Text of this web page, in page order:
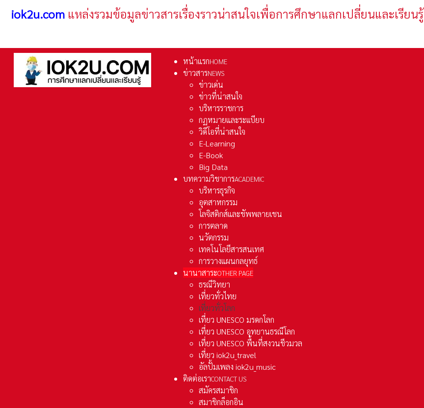
iok2u.com แหล่งรวมข้อมูลข่าวสารเรื่องราวน่าสนใจเพื่อการศึกษาแลกเปลี่ยนและเรียนรู้
หน้าแรกHOME
ข่าวสารNEWS
ข่าวเด่น
ข่าวที่น่าสนใจ
บริหารราชการ
กฏหมายและระเเบียบ
วิดีโอที่น่าสนใจ
E-Learning
E-Book
Big Data
บทความวิชาการACADEMIC
บริหารธุรกิจ
อุตสาหกรรม
โลจิสติกส์และชัพพลายเชน
การตลาด
นวัตกรรม
เทคโนโลยีสารสนเทศ
การวางแผนกลยุทธ์
นานาสาระOTHER PAGE
ธรณีวิทยา
เที่ยวทั่วไทย
เที่ยวทั่วโลก
เที่ยว UNESCO มรดกโลก
เที่ยว UNESCO อุทยานธรณีโลก
เที่ยว UNESCO พื้นที่สงวนชีวมวล
เที่ยว iok2u_travel
อัลปั้มเพลง iok2u_music
ติดต่อเราCONTACT US
สมัครสมาชิก
สมาชิกล็อกอิน